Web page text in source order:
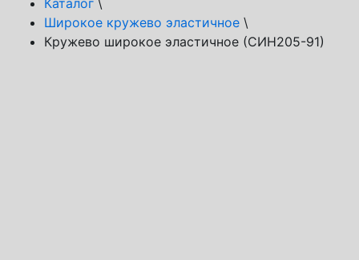
Широкое кружево эластичное \
Кружево широкое эластичное (СИН205-91)